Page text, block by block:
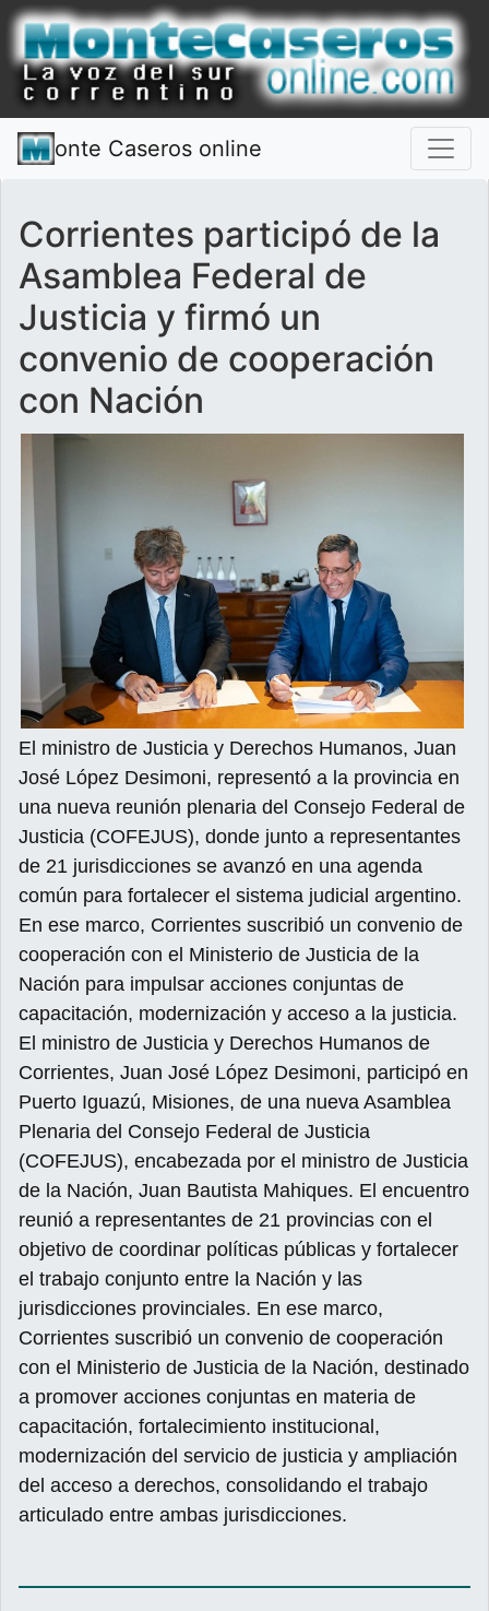
onte Caseros online
Corrientes participó de la
Asamblea Federal de
Justicia y firmó un
convenio de cooperación
con Nación
El ministro de Justicia y Derechos Humanos, Juan
José López Desimoni, representó a la provincia en
una nueva reunión plenaria del Consejo Federal de
Justicia (COFEJUS), donde junto a representantes
de 21 jurisdicciones se avanzó en una agenda
común para fortalecer el sistema judicial argentino.
En ese marco, Corrientes suscribió un convenio de
cooperación con el Ministerio de Justicia de la
Nación para impulsar acciones conjuntas de
capacitación, modernización y acceso a la justicia.
El ministro de Justicia y Derechos Humanos de
Corrientes, Juan José López Desimoni, participó en
Puerto Iguazú, Misiones, de una nueva Asamblea
Plenaria del Consejo Federal de Justicia
(COFEJUS), encabezada por el ministro de Justicia
de la Nación, Juan Bautista Mahiques. El encuentro
reunió a representantes de 21 provincias con el
objetivo de coordinar políticas públicas y fortalecer
el trabajo conjunto entre la Nación y las
jurisdicciones provinciales. En ese marco,
Corrientes suscribió un convenio de cooperación
con el Ministerio de Justicia de la Nación, destinado
a promover acciones conjuntas en materia de
capacitación, fortalecimiento institucional,
modernización del servicio de justicia y ampliación
del acceso a derechos, consolidando el trabajo
articulado entre ambas jurisdicciones.